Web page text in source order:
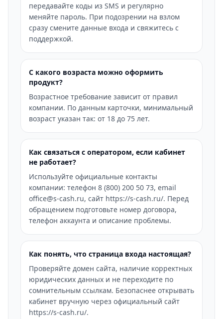
передавайте коды из SMS и регулярно
меняйте пароль. При подозрении на взлом
сразу смените данные входа и свяжитесь с
поддержкой.
С какого возраста можно оформить
продукт?
Возрастное требование зависит от правил
компании. По данным карточки, минимальный
возраст указан так: от 18 до 75 лет.
Как связаться с оператором, если кабинет
не работает?
Используйте официальные контакты
компании: телефон 8 (800) 200 50 73, email
office@s-cash.ru, сайт https://s-cash.ru/. Перед
обращением подготовьте номер договора,
телефон аккаунта и описание проблемы.
Как понять, что страница входа настоящая?
Проверяйте домен сайта, наличие корректных
юридических данных и не переходите по
сомнительным ссылкам. Безопаснее открывать
кабинет вручную через официальный сайт
https://s-cash.ru/.